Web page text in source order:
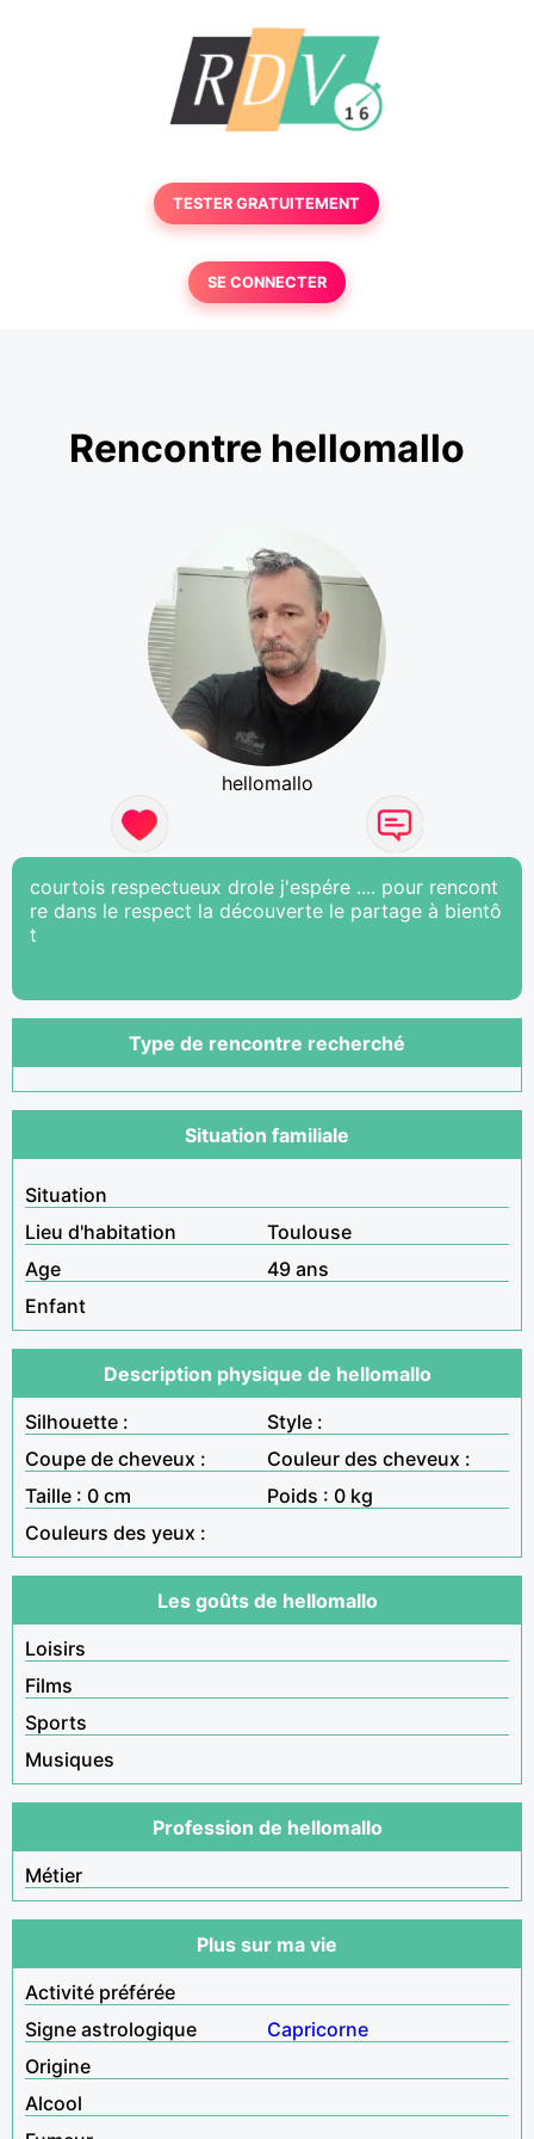
TESTER GRATUITEMENT
SE CONNECTER
Rencontre hellomallo
hellomallo
courtois respectueux drole j'espére .... pour rencont
re dans le respect la découverte le partage à bientô
t
Type de rencontre recherché
Situation familiale
Situation
Lieu d'habitation
Toulouse
Age
49 ans
Enfant
Description physique de hellomallo
Silhouette :
Style :
Coupe de cheveux :
Couleur des cheveux :
Taille : 0 cm
Poids : 0 kg
Couleurs des yeux :
Les goûts de hellomallo
Loisirs
Films
Sports
Musiques
Profession de hellomallo
Métier
Plus sur ma vie
Activité préférée
Signe astrologique
Capricorne
Origine
Alcool